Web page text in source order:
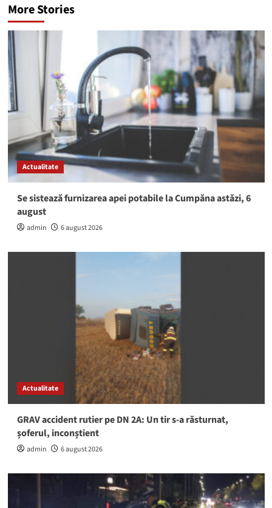
More Stories
Actualitate
Se sistează furnizarea apei potabile la Cumpăna astăzi, 6
august
admin 6 august 2026
Actualitate
GRAV accident rutier pe DN 2A: Un tir s-a răsturnat,
șoferul, inconștient
admin 6 august 2026